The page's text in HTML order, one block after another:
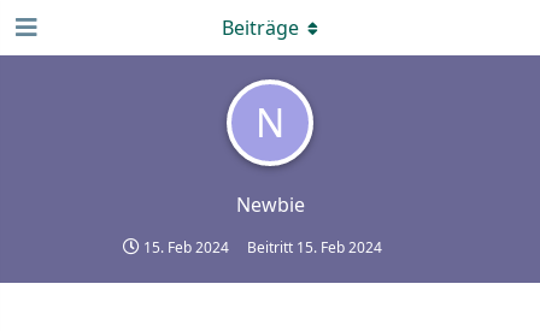
N
Newbie
15. Feb 2024 Beitritt 15. Feb 2024
Beiträge